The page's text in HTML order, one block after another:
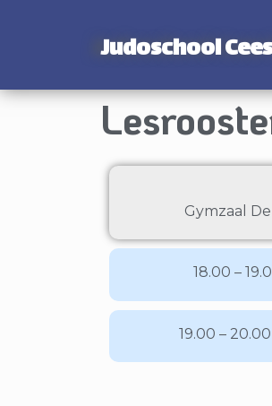
Judoschool
Gymzaal
18.00 –
19.00 –